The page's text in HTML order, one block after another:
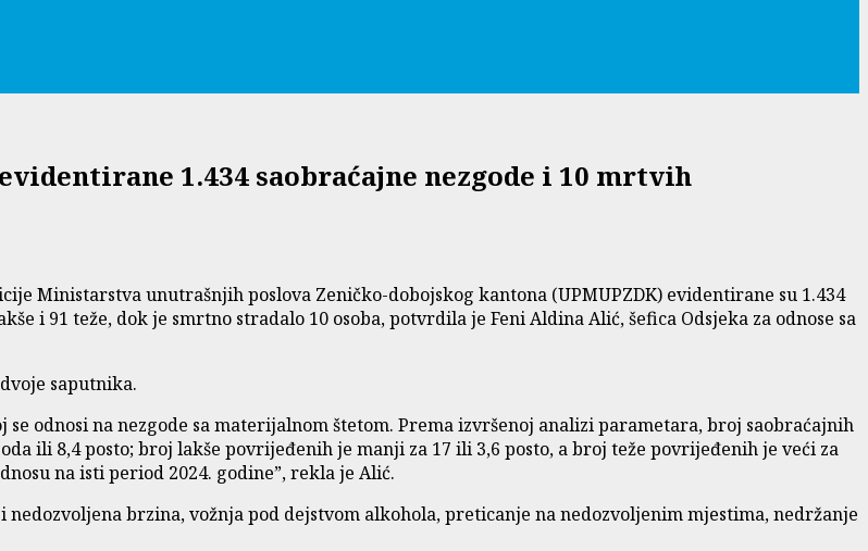
1.434 saobraćajne nezgode i 10 mrtvih
Ministarstva unutrašnjih poslova Zeničko-dobojskog kantona (UPMUPZDK) evidentirane su 1.434
i 91 teže, dok je smrtno stradalo 10 osoba, potvrdila je Feni Aldina Alić, šefica Odsjeka za odnose sa
saputnika.
odnosi na nezgode sa materijalnom štetom. Prema izvršenoj analizi parametara, broj saobraćajnih
ili 8,4 posto; broj lakše povrijeđenih je manji za 17 ili 3,6 posto, a broj teže povrijeđenih je veći za
na isti period 2024. godine”, rekla je Alić.
brzina, vožnja pod dejstvom alkohola, preticanje na nedozvoljenim mjestima, nedržanje